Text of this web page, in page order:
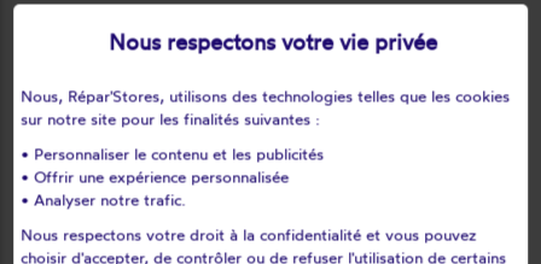
Melleray
Meurcé
Mézeray
Mézières-sous-lavardin
Mézières-sur-ponthouin
Moitron-sur-sarthe
Moncé-en-belin
Moncé-en-saosnois
Montabon
Montbizot
Montfort-le-gesnois
Nous respectons votre vie privée
Nous, Répar'Stores, utilisons des technologies telles que les cookies
sur notre site pour les finalités suivantes :
• Personnaliser le contenu et les publicités
• Offrir une expérience personnalisée
• Analyser notre trafic.
Nous respectons votre droit à la confidentialité et vous pouvez
choisir d'accepter, de contrôler ou de refuser l'utilisation de certains